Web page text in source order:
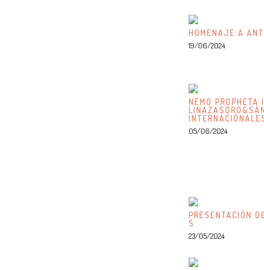
HOMENAJE A
19/06/2024
NEMO PROPHETA
05/06/2024
PRESENTACIÓN
S
23/05/2024